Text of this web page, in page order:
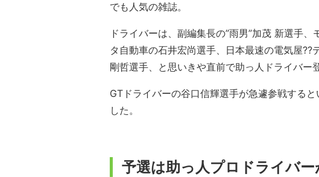
でも人気の雑誌。
ドライバーは、副編集長の”雨男”加茂 新選手
タ自動車の石井宏尚選手、日本最速の電気屋
剛哲選手、と思いきや直前で助っ人ドライバー
GTドライバーの谷口信輝選手が急遽参戦する
した。
予選は助っ人プロドライバー